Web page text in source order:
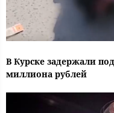
В Курске задержали
миллиона рублей